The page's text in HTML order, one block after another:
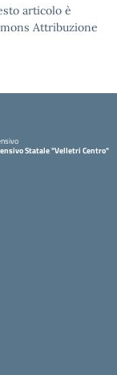
articolo è
Attribuzione
Statale "Velletri Centro"